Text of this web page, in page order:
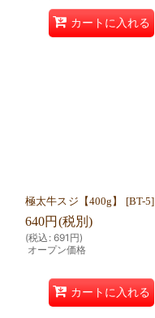
カートに入れる
極太牛スジ【400g】 [BT-5]
640円 (税別)
(税込 : 691 円)
オープン価格
カートに入れる